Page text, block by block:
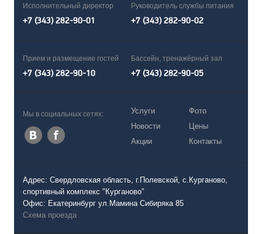
Исполнительный директор
+7 (343) 282-90-01
Руководитель службы питания
+7 (343) 282-90-02
Прием и размещение гостей
+7 (343) 282-90-10
Бассейн, тренажёрный зал
+7 (343) 282-90-05
Мы в социальных сетях:
Услуги
Новости
Акции
Фото
Цены
Контакты
Адрес: Свердловская область, г.Полевской, с.Курганово,
спортивный комплекс "Курганово"
Офис: Екатеринбург ул.Мамина Сибиряка 85
Схема проезда